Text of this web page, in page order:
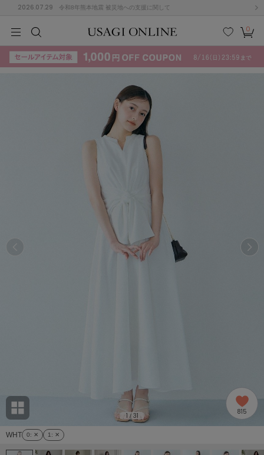
2026.07.29 令和8年熊本地震 被災地への支援に関して
検索
お気
に入
カー
ト
0
KIDSBABYBEAUTYLIFE STYLE
ョン雑貨 (865)
/ランジェリー (127)
KIDSBABYBEAUTYLIFE STYLE
F G
M N
他
ACYM
アシーム
Ame no chi Hare
アメノチハレ
AMOMMA
アモマ
WHT 0: ✕ 1 : ✕
1 / 31 815